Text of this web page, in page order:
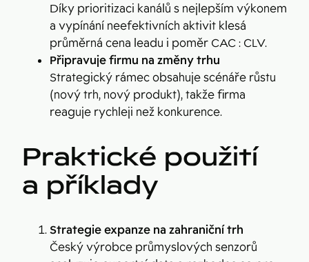
Díky prioritizaci kanálů s nejlepším výkonem
a vypínání neefektivních aktivit klesá
průměrná cena leadu i poměr CAC : CLV.
Připravuje firmu na změny trhu
Strategický rámec obsahuje scénáře růstu
(nový trh, nový produkt), takže firma
reaguje rychleji než konkurence.
Praktické použití
a příklady
Strategie expanze na zahraniční trh
Český výrobce průmyslových senzorů